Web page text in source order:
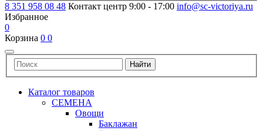
8 351 958 08 48 Контакт центр 9:00 - 17:00 info@sc-victoriya.ru
Избранное
0
Корзина 0 0
Каталог товаров
СЕМЕНА
Овощи
Баклажан